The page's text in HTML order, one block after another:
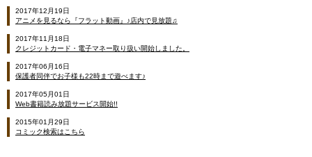
2017年12月19日
アニメを見るなら『フラット動画』♪店内で見放題♫
2017年11月18日
クレジットカード・電子マネー取り扱い開始しました。
2017年06月16日
保護者同伴でお子様も22時まで遊べます♪
2017年05月01日
Web書籍読み放題サービス開始!!
2015年01月29日
コミック検索はこちら